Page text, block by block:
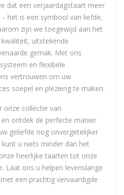
dat een verjaardagstaart meer
het is een symbool van liefde,
zijn we toegewijd aan het
uitstekende
gemak. Met ons
en flexibele
vertrouwen om uw
soepel en plezierig te maken.
onze collectie van
en ontdek de perfecte manier
geliefde nog onvergetelijker
u niets minder dan het
heerlijke taarten tot onze
Laat ons u helpen levenslange
een prachtig vervaardigde